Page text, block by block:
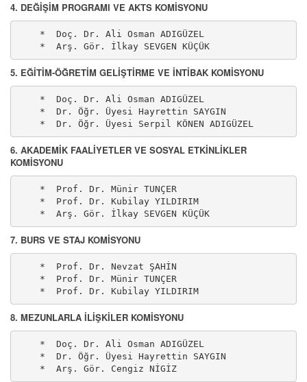
4. DEĞİŞİM PROGRAMI VE AKTS KOMİSYONU
    *  Arş. Gör. İlkay SEVGEN KÜÇÜK
5. EĞİTİM-ÖĞRETİM GELİŞTİRME VE İNTİBAK KOMİSYONU
    *  Dr. Öğr. Üyesi Serpil KÖNEN ADIGÜZEL
6. AKADEMİK FAALİYETLER VE SOSYAL ETKİNLİKLER
KOMİSYONU
    *  Arş. Gör. İlkay SEVGEN KÜÇÜK
7. BURS VE STAJ KOMİSYONU
    *  Prof. Dr. Kubilay YILDIRIM
8. MEZUNLARLA İLİŞKİLER KOMİSYONU
    *  Arş. Gör. Cengiz NİGİZ